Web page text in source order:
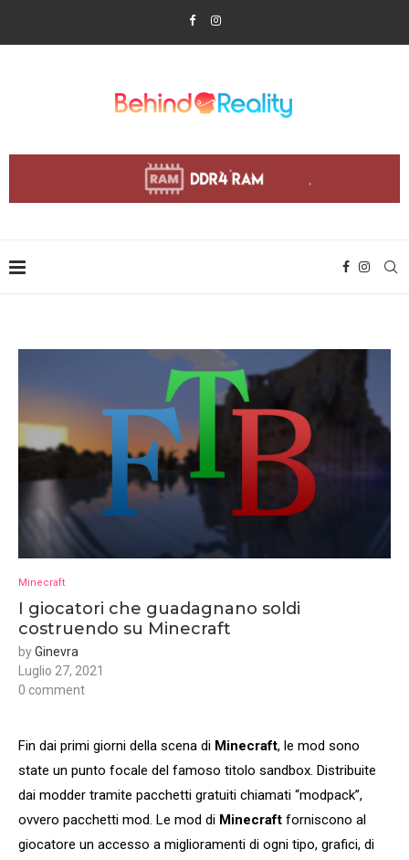
Minecraft
I giocatori che guadagnano soldi
costruendo su Minecraft
byGinevra
Luglio 27, 2021
0 comment
Fin dai primi giorni della scena di Minecraft, le mod sono
state un punto focale del famoso titolo sandbox. Distribuite
dai modder tramite pacchetti gratuiti chiamati “modpack”,
ovvero pacchetti mod. Le mod di Minecraft forniscono al
giocatore un accesso a miglioramenti di ogni tipo, grafici, di